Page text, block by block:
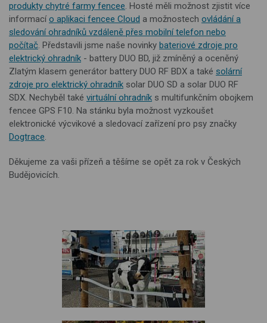
produkty chytré farmy fencee. Hosté měli možnost zjistit více
informacío aplikaci fencee Cloud a možnostech ovládání a
sledování ohradníků vzdáleně přes mobilní telefon nebo
počítač. Představili jsme naše novinky bateriové zdroje pro
elektrický ohradník - battery DUO BD, již zmíněný a oceněný
Zlatým klasem generátor battery DUO RF BDX a také solární
zdroje pro elektrický ohradník solar DUO SD a solar DUO RF
SDX. Nechyběl také virtuální ohradník s multifunkčním obojkem
fencee GPS F10. Na stánku byla možnost vyzkoušet
elektronické výcvikové a sledovací zařízení pro psy značky
Dogtrace.
Děkujeme za vaši přízeň a těšíme se opět za rok v Českých
Budějovicích.